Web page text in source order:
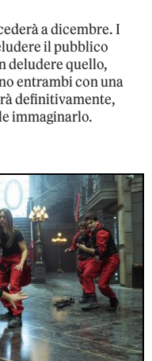
a dicembre. I
il pubblico
deludere quello,
entrambi con una
definitivamente,
immaginarlo.